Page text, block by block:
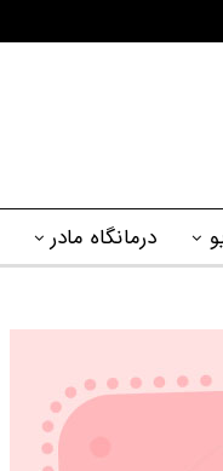
درمانگاه مادر